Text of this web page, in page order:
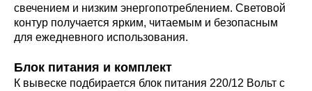
свечением и низким энергопотреблением. Световой
контур получается ярким, читаемым и безопасным
для ежедневного использования.
Блок питания и комплект
К вывеске подбирается блок питания 220/12 Вольт с